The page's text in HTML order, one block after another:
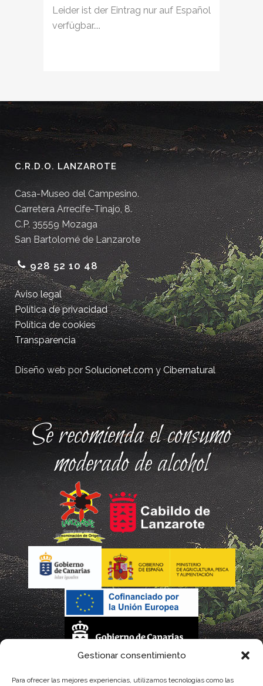
Gestionar consentimiento
Para ofrecer las mejores experiencias, utilizamos tecnologías como las
Leider ist der Eintrag nur auf Español
verfügbar....
C.R.D.O. LANZAROTE
Casa-Museo del Campesino.
Carretera Arrecife-Tinajo, 8.
C.P. 35559 Mozaga
San Bartolomé de Lanzarote
928 52 10 48
Aviso legal
Política de privacidad
Política de cookies
Transparencia
Diseño web porSolucionet.comyCibernatural
Se recomienda el consumo
moderado de alcohol